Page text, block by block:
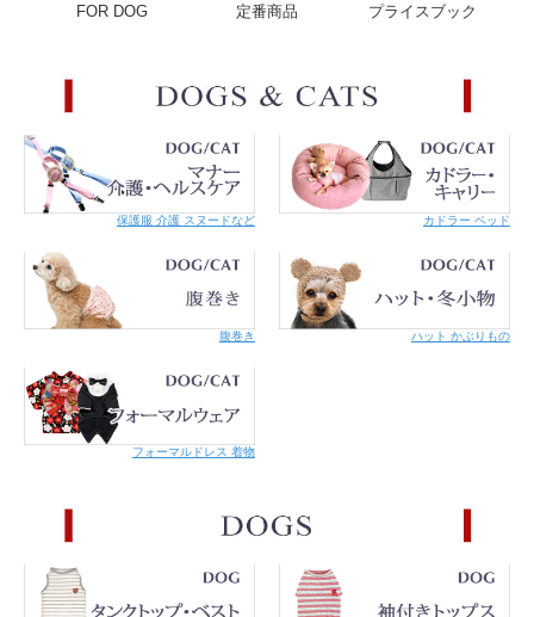
FOR DOG 定番商品 プライスブック
保護服 介護 スヌードなど カドラー ベッド
腹巻き ハット かぶりもの
フォーマルドレス 着物